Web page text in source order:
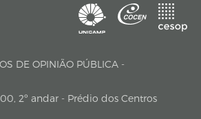
DE OPINIÃO PÚBLICA -
2º andar - Prédio dos Centros